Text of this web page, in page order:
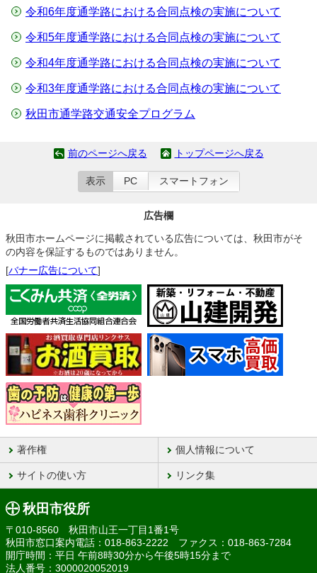
令和6年度通学路における合同点検の実施について
令和5年度通学路における合同点検の実施について
令和4年度通学路における合同点検の実施について
令和3年度通学路における合同点検の実施について
秋田市通学路交通安全プログラム
前のページへ戻る トップページへ戻る
表示 PC スマートフォン
広告欄
秋田市ホームページに掲載されている広告については、秋田市がそ
の内容を保証するものではありません。
[バナー広告について]
著作権 個人情報について
サイトの使い方 リンク集
秋田市役所
〒010-8560 秋田市山王一丁目1番1号
秋田市窓口案内電話：018-863-2222 ファクス：018-863-7284
開庁時間：平日 午前8時30分から午後5時15分まで
法人番号：3000020052019